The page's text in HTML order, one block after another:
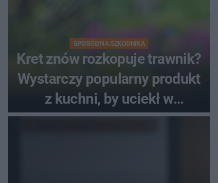
SPOSÓB NA SZKODNIKA
Kret znów rozkopuje trawnik?
Wystarczy popularny produkt
z kuchni, by uciekł w
popłochu